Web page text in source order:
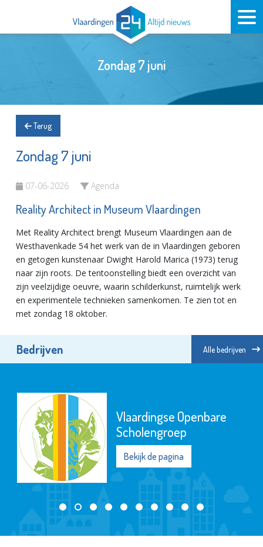
Zondag 7 juni
Terug
Zondag 7 juni
07-06-2026 Agenda
Reality Architect in Museum Vlaardingen
Met Reality Architect brengt Museum Vlaardingen aan de
Westhavenkade 54 het werk van de in Vlaardingen geboren
en getogen kunstenaar Dwight Harold Marica (1973) terug
naar zijn roots. De tentoonstelling biedt een overzicht van
zijn veelzijdige oeuvre, waarin schilderkunst, ruimtelijk werk
en experimentele technieken samenkomen. Te zien tot en
met zondag 18 oktober.
Bedrijven Alle bedrijven
Vlaardingse Openbare
Scholengroep
Bekijk de pagina